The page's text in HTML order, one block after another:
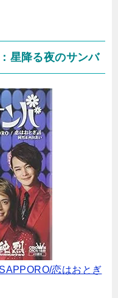
星降る夜のサンバ
恋はおとぎ